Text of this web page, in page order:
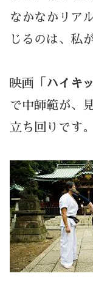
なかなかリア
じるのは、私
映画「 ハイキ
で中師範が、
立ち回りです。